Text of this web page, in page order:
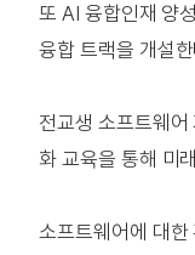
또 AI 융합인재 양
융합 트랙을 개설
전교생 소프트웨
화 교육을 통해 미
소프트웨어에 대한